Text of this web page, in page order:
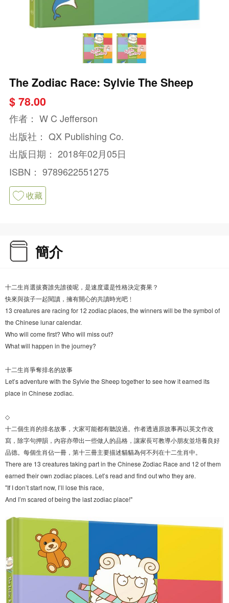
The Zodiac Race: Sylvie The Sheep
$ 78.00
作者： W C Jefferson
出版社： QX Publishing Co.
出版日期： 2018年02月05日
ISBN： 9789622551275
收藏
簡介
十二生肖選拔賽誰先誰後呢，是速度還是性格決定賽果？
快來與孩子一起閱讀，擁有開心的共讀時光吧﹗
13 creatures are racing for 12 zodiac places, the winners will be the symbol of
the Chinese lunar calendar.
Who will come first? Who will miss out?
What will happen in the journey?
十二生肖爭奪排名的故事
Let’s adventure with the Sylvie the Sheep together to see how it earned its
place in Chinese zodiac.
◇
十二個生肖的排名故事，大家可能都有聽說過。作者透過原故事再以英文作改
寫，除字句押韻，內容亦帶出一些做人的品格，讓家長可教導小朋友並培養良好
品德。每個生肖佔一冊，第十三冊主要描述貓貓為何不列在十二生肖中。
There are 13 creatures taking part in the Chinese Zodiac Race and 12 of them
earned their own zodiac places. Let’s read and find out who they are.
"If I don’t start now, I’ll lose this race,
And I’m scared of being the last zodiac place!"